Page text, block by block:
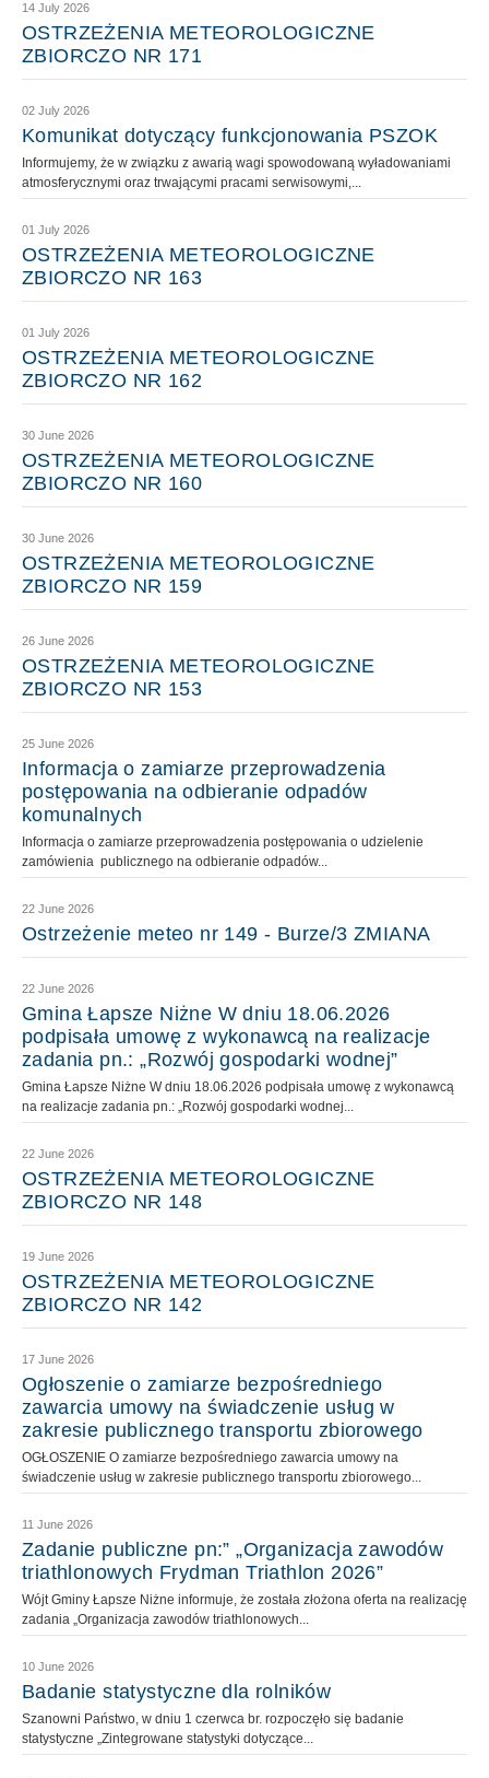
14 July 2026
OSTRZEŻENIA METEOROLOGICZNE
ZBIORCZO NR 171
02 July 2026
Komunikat dotyczący funkcjonowania PSZOK
Informujemy, że w związku z awarią wagi spowodowaną wyładowaniami
atmosferycznymi oraz trwającymi pracami serwisowymi,...
01 July 2026
OSTRZEŻENIA METEOROLOGICZNE
ZBIORCZO NR 163
01 July 2026
OSTRZEŻENIA METEOROLOGICZNE
ZBIORCZO NR 162
30 June 2026
OSTRZEŻENIA METEOROLOGICZNE
ZBIORCZO NR 160
30 June 2026
OSTRZEŻENIA METEOROLOGICZNE
ZBIORCZO NR 159
26 June 2026
OSTRZEŻENIA METEOROLOGICZNE
ZBIORCZO NR 153
25 June 2026
Informacja o zamiarze przeprowadzenia
postępowania na odbieranie odpadów
komunalnych
Informacja o zamiarze przeprowadzenia postępowania o udzielenie
zamówienia publicznego na odbieranie odpadów...
22 June 2026
Ostrzeżenie meteo nr 149 - Burze/3 ZMIANA
22 June 2026
Gmina Łapsze Niżne W dniu 18.06.2026
podpisała umowę z wykonawcą na realizacje
zadania pn.: „Rozwój gospodarki wodnej”
Gmina Łapsze Niżne W dniu 18.06.2026 podpisała umowę z wykonawcą
na realizacje zadania pn.: „Rozwój gospodarki wodnej...
22 June 2026
OSTRZEŻENIA METEOROLOGICZNE
ZBIORCZO NR 148
19 June 2026
OSTRZEŻENIA METEOROLOGICZNE
ZBIORCZO NR 142
17 June 2026
Ogłoszenie o zamiarze bezpośredniego
zawarcia umowy na świadczenie usług w
zakresie publicznego transportu zbiorowego
OGŁOSZENIE O zamiarze bezpośredniego zawarcia umowy na
świadczenie usług w zakresie publicznego transportu zbiorowego...
11 June 2026
Zadanie publiczne pn:” „Organizacja zawodów
triathlonowych Frydman Triathlon 2026”
Wójt Gminy Łapsze Niżne informuje, że została złożona oferta na realizację
zadania „Organizacja zawodów triathlonowych...
10 June 2026
Badanie statystyczne dla rolników
Szanowni Państwo, w dniu 1 czerwca br. rozpoczęło się badanie
statystyczne „Zintegrowane statystyki dotyczące...